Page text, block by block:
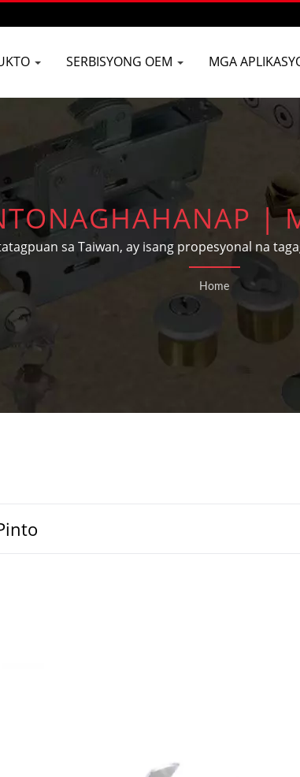
SERBISYONG OEM MGA
|
SLIDING DOOR
BUILDERS
sa Taiwan, ay isang propesyonal na
para sa pinto at bintana, hardware para
pangangailangan at disenyo ng mga
Home